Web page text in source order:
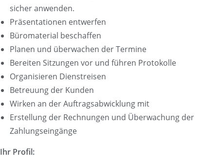
sicher anwenden.
Präsentationen entwerfen
Büromaterial beschaffen
Planen und überwachen der Termine
Bereiten Sitzungen vor und führen Protokolle
Organisieren Dienstreisen
Betreuung der Kunden
Wirken an der Auftragsabwicklung mit
Erstellung der Rechnungen und Überwachung der
Zahlungseingänge
Ihr Profil: